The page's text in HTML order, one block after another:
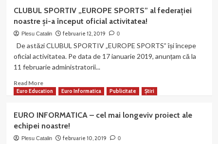
DE
TIMP
LIBER
ALE
ADOLESCENŢILOR
Sportiv
„V.
Dragon”
Târgu-
va
semna
„Sportul
pentru
liber”
–
inițiat
CLUBUL SPORTIV „EUROPE SPORTS” al federației
noastre și-a început oficial activitatea!
Plesu Catalin februarie 12, 2019 0
De astăzi CLUBUL SPORTIV „EUROPE SPORTS” își începe
oficial activitatea. Pe data de 17 ianuarie 2019, anunțam că la
11 februarie administratorii...
Read MoreRead
more
SPORTIV
„EUROPE
SPORTS”
Euro Education Euro Informatica Publicitate Știri
EURO INFORMATICA – cel mai longeviv proiect ale
echipei noastre!
Plesu Catalin februarie 10, 2019 0